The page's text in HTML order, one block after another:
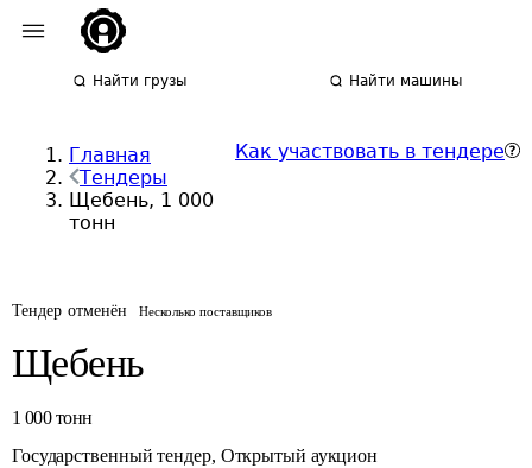
Найти грузы Найти машины
Главная
Тендеры
Щебень, 1 000
тонн
Как участвовать в тендере
Тендер отменён Несколько поставщиков
Щебень
1 000 тонн
Государственный тендер, Открытый аукцион